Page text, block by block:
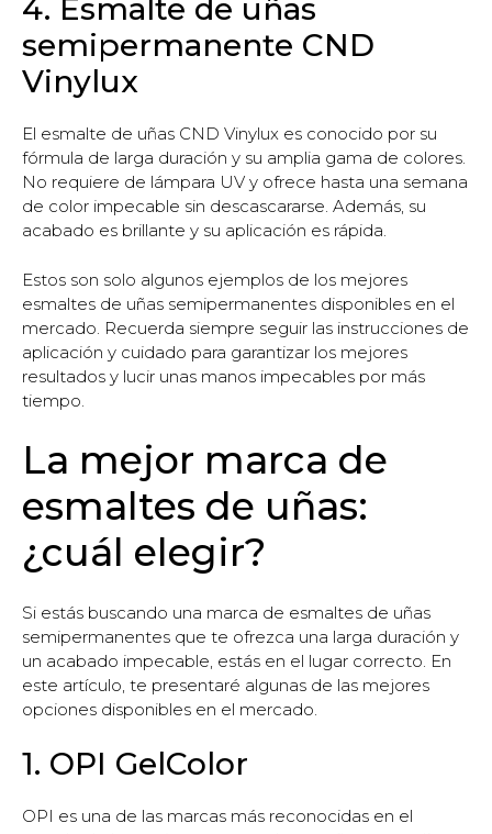
4. Esmalte de uñas
semipermanente CND
Vinylux
El esmalte de uñas CND Vinylux es conocido por su
fórmula de larga duración y su amplia gama de colores.
No requiere de lámpara UV y ofrece hasta una semana
de color impecable sin descascararse. Además, su
acabado es brillante y su aplicación es rápida.
Estos son solo algunos ejemplos de los mejores
esmaltes de uñas semipermanentes disponibles en el
mercado. Recuerda siempre seguir las instrucciones de
aplicación y cuidado para garantizar los mejores
resultados y lucir unas manos impecables por más
tiempo.
La mejor marca de
esmaltes de uñas:
¿cuál elegir?
Si estás buscando una marca de esmaltes de uñas
semipermanentes que te ofrezca una larga duración y
un acabado impecable, estás en el lugar correcto. En
este artículo, te presentaré algunas de las mejores
opciones disponibles en el mercado.
1. OPI GelColor
OPI es una de las marcas más reconocidas en el